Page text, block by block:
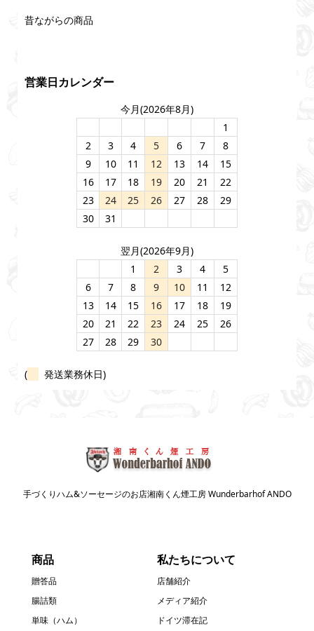
昔ながらの商品
営業日カレンダー
今月(2026年8月)
1
2
3 4 5 6 7
8
9
10 11 12 13 14
15
16
17 18 19 20 21
22
23
24 25 26 27 28
29
30
31
翌月(2026年9月)
1
2 3 4
5
6
7 8 9 10 11
12
13
14 15 16 17 18
19
20
21 22 23 24 25
26
27
28 29 30
( 発送業務休日)
手づくりハム&ソーセージのお店湘南くん煙工房 Wunderbarhof ANDO
商品
贈答品
腸詰類
単味（ハム）
私たちについて
店舗紹介
メディア紹介
ドイツ滞在記